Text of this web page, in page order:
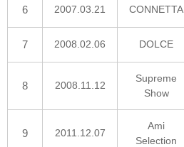
6 2007.03.21 CONNETTA
7 2008.02.06 DOLCE
8 2008.11.12
Supreme
Show
9 2011.12.07
Ami
Selection